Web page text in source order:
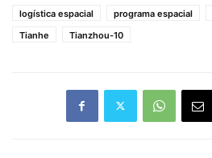
logística espacial
programa espacial
Tianhe
Tianzhou-10